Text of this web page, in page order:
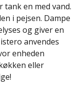
en med vand.
i pejsen. Dampe
og giver en
anvendes
enheden
eller